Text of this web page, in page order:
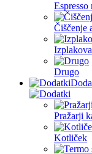
Espresso
Čiščenje
Drugo
Pražarji
Kotliček